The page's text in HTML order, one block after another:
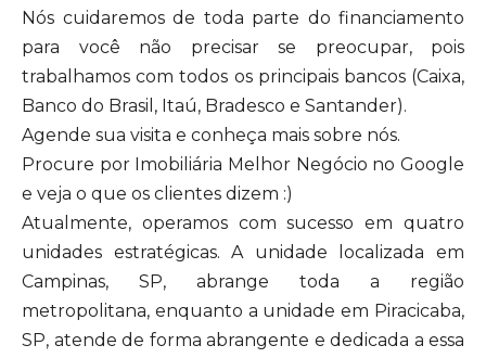
Nós cuidaremos de toda parte do financiamento
para você não precisar se preocupar, pois
trabalhamos com todos os principais bancos (Caixa,
Banco do Brasil, Itaú, Bradesco e Santander).
Agende sua visita e conheça mais sobre nós.
Procure por Imobiliária Melhor Negócio no Google
e veja o que os clientes dizem :)
Atualmente, operamos com sucesso em quatro
unidades estratégicas. A unidade localizada em
Campinas, SP, abrange toda a região
metropolitana, enquanto a unidade em Piracicaba,
SP, atende de forma abrangente e dedicada a essa